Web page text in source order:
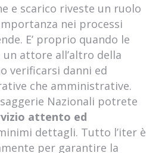
e scarico riveste un ruolo
nei processi
E’ proprio quando le
un attore all’altro della
verificarsi danni ed
che amministrative.
Nazionali potrete
attento ed
dettagli. Tutto l’iter è
per garantire la